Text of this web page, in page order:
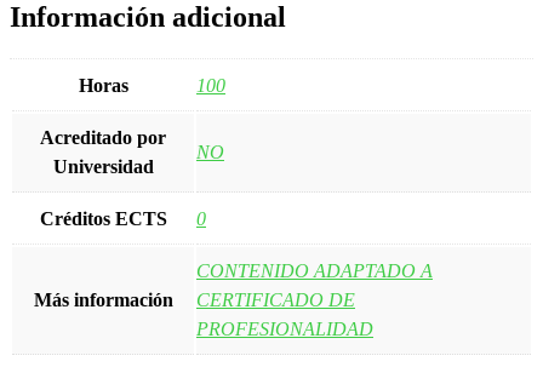
Información adicional
Horas 100
Acreditado por
Universidad
NO
Créditos ECTS 0
Más información
CONTENIDO ADAPTADO A
CERTIFICADO DE
PROFESIONALIDAD